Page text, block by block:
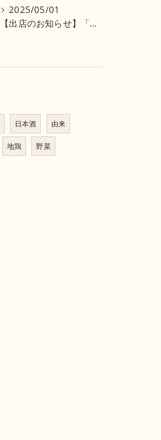
2025/05/01
【出店のお知らせ】「四国酒国2025 酒蔵ワンダーランド in 大阪」に参加します！
日本酒 由来
地鶏 野菜